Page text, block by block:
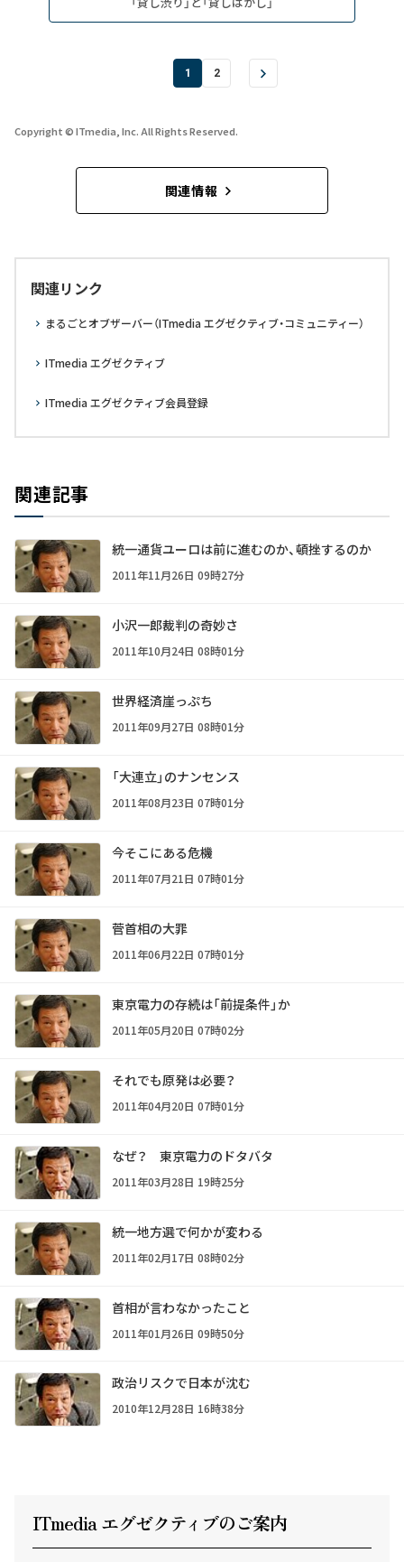
1 2
Copyright © ITmedia, Inc. All Rights Reserved.
関連情報
関連リンク
まるごとオブザーバー（ITmedia エグゼクティブ・コミュニティー）
ITmedia エグゼクティブ
ITmedia エグゼクティブ会員登録
関連記事
統一通貨ユーロは前に進むのか、頓挫するのか
2011年11月26日 09時27分
小沢一郎裁判の奇妙さ
2011年10月24日 08時01分
世界経済崖っぷち
2011年09月27日 08時01分
「大連立」のナンセンス
2011年08月23日 07時01分
今そこにある危機
2011年07月21日 07時01分
菅首相の大罪
2011年06月22日 07時01分
東京電力の存続は「前提条件」か
2011年05月20日 07時02分
それでも原発は必要？
2011年04月20日 07時01分
なぜ？ 東京電力のドタバタ
2011年03月28日 19時25分
統一地方選で何かが変わる
2011年02月17日 08時02分
首相が言わなかったこと
2011年01月26日 09時50分
政治リスクで日本が沈む
2010年12月28日 16時38分
ITmedia エグゼクティ ブのご案内